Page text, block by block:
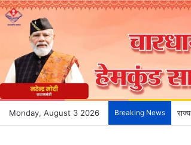
Monday, August 3 2026 Breaking News